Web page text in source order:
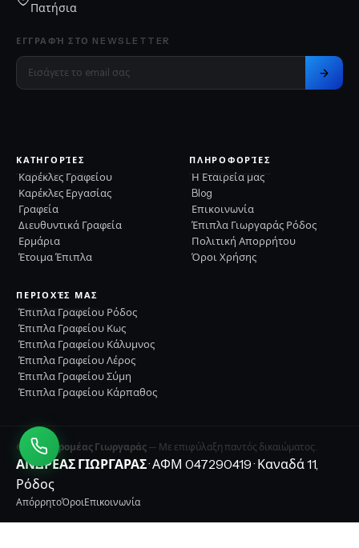
Πατήσια
ΕΓΓΡΑΦΉ ΣΤΟ NEWSLETTER
ΚΑΤΗΓΟΡΊΕΣ
Καρέκλες Γραφείου
Καρέκλες Εργασίας
Γραφεία
Διευθυντικά Γραφεία
Ερμάρια
Έτοιμα Έπιπλα
ΠΛΗΡΟΦΟΡΊΕΣ
Η Εταιρεία μας
Blog
Επικοινωνία
Έπιπλα Γιωργαράς Ρόδος
Πολιτική Απορρήτου
Όροι Χρήσης
ΠΕΡΙΟΧΈΣ ΜΑΣ
Έπιπλα Γραφείου Ρόδος
Έπιπλα Γραφείου Κως
Έπιπλα Γραφείου Κάλυμνος
Έπιπλα Γραφείου Λέρος
Έπιπλα Γραφείου Σύμη
Έπιπλα Γραφείου Κάρπαθος
© 2026 Δρομέας Γιωργαράς — Με επιφύλαξη παντός δικαιώματος.
ΑΝΔΡΕΑΣ ΓΙΩΡΓΑΡΑΣ· ΑΦΜ 047290419 · Καναδά 11,
Ρόδος
ΑπόρρητοΌροιΕπικοινωνία